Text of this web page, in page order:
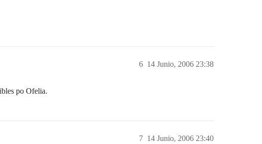
14 Junio, 2006 23:38
6
po Ofelia.
14 Junio, 2006 23:40
7